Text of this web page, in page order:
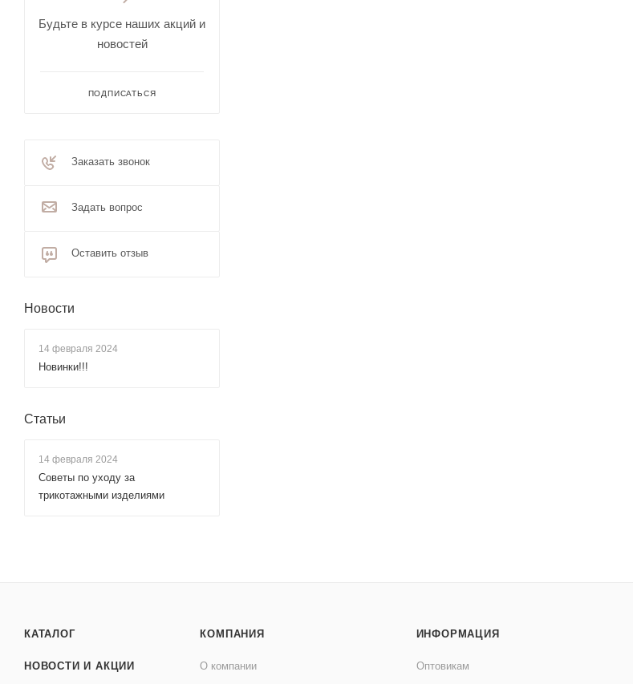
Будьте в курсе наших акций и
новостей
ПОДПИСАТЬСЯ
Заказать звонок
Задать вопрос
Оставить отзыв
Новости
14 февраля 2024
Новинки!!!
Статьи
14 февраля 2024
Советы по уходу за
трикотажными изделиями
КАТАЛОГ
НОВОСТИ И АКЦИИ
КОМПАНИЯ
О компании
ИНФОРМАЦИЯ
Оптовикам